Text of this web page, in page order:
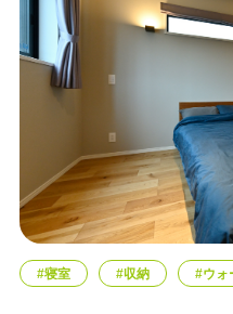
#寝室 #収納 #ウォ